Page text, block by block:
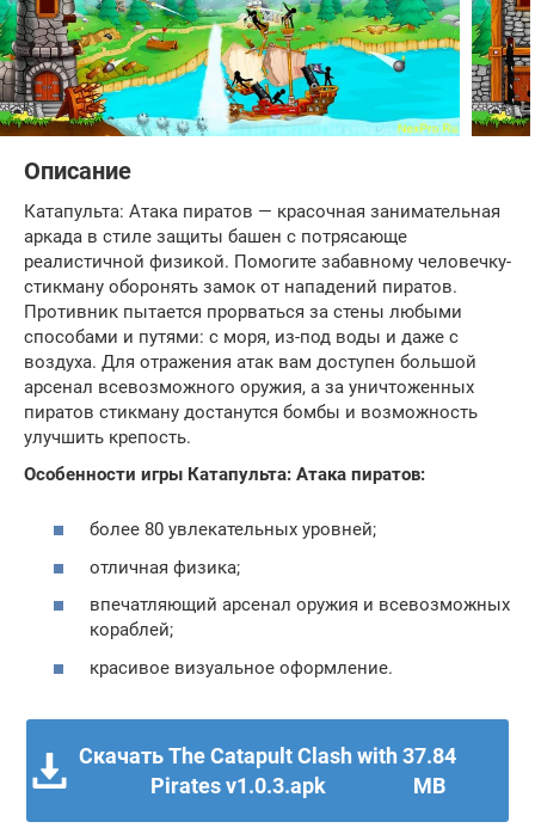
Описание
Катапульта: Атака пиратов — красочная занимательная
аркада в стиле защиты башен с потрясающе
реалистичной физикой. Помогите забавному человечку-
стикману оборонять замок от нападений пиратов.
Противник пытается прорваться за стены любыми
способами и путями: с моря, из-под воды и даже с
воздуха. Для отражения атак вам доступен большой
арсенал всевозможного оружия, а за уничтоженных
пиратов стикману достанутся бомбы и возможность
улучшить крепость.
Особенности игры Катапульта: Атака пиратов:
более 80 увлекательных уровней;
отличная физика;
впечатляющий арсенал оружия и всевозможных
кораблей;
красивое визуальное оформление.
Скачать The Catapult Clash with
Pirates v1.0.3.apk
37.84
MB